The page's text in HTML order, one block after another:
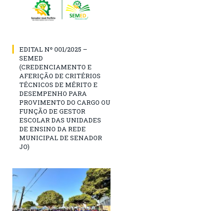
EDITAL Nº 001/2025 –
SEMED
(CREDENCIAMENTO E
AFERIÇÃO DE CRITÉRIOS
TÉCNICOS DE MÉRITO E
DESEMPENHO PARA
PROVIMENTO DO CARGO OU
FUNÇÃO DE GESTOR
ESCOLAR DAS UNIDADES
DE ENSINO DA REDE
MUNICIPAL DE SENADOR
JO)